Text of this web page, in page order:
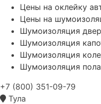
Цены на оклейку
Цены на
Шумоизоляция
Шумоизоляция
Шумоизоляция
Шумоизоляция
+7 (800) 351-09-79
Тула